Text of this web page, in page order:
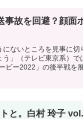
事故を回避？顔面
にないところを見事に
」（テレビ東京系）
ビー2022」の後半戦を
と。白村 玲子